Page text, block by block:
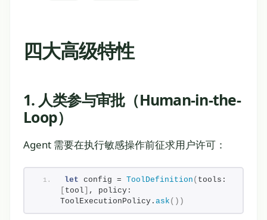
四大高级特性
1. 人类参与审批（Human-in-the-
Loop）
Agent 需要在执行敏感操作前征求用户许可：
let config = ToolDefinition (
[ tool] , policy:
ToolExecutionPolicy. ask ())